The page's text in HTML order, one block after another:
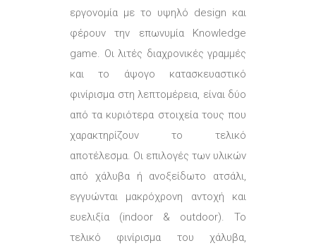
εργονομία με το υψηλό design και
φέρουν την επωνυμία Knowledge
game. Οι λιτές διαχρονικές γραμμές
και το άψογο κατασκευαστικό
φινίρισμα στη λεπτομέρεια, είναι δύο
από τα κυριότερα στοιχεία τους που
χαρακτηρίζουν το τελικό
αποτέλεσμα. Οι επιλογές των υλικών
από χάλυβα ή ανοξείδωτο ατσάλι,
εγγυώνται μακρόχρονη αντοχή και
ευελιξία (indoor & outdoor). Το
τελικό φινίρισμα του χάλυβα,